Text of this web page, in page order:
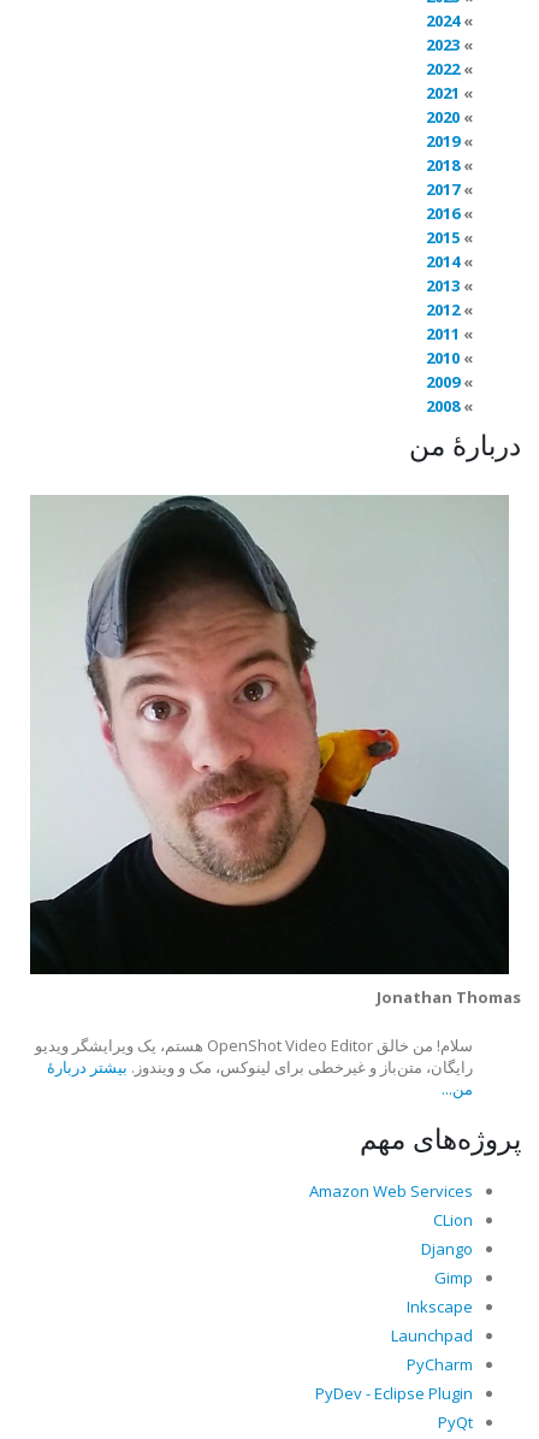
2024
2023
2022
2021
2020
2019
2018
2017
2016
2015
2014
2013
2012
2011
2010
2009
2008
دربارهٔ من
Jonathan Thomas
سلام! من خالق OpenShot Video Editor هستم، یک ویرایشگر ویدیو
رایگان، متن‌باز و غیرخطی برای لینوکس، مک و ویندوز. بیشتر دربارهٔ
من...
پروژه‌های مهم
Amazon Web Services
CLion
Django
Gimp
Inkscape
Launchpad
PyCharm
PyDev - Eclipse Plugin
PyQt